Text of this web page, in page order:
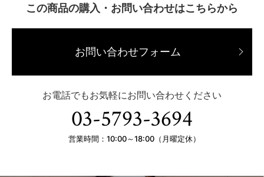
この商品の購入・お問い合わせはこちらから
お問い合わせフォーム
お電話でもお気軽にお問い合わせください
03-5793-3694
営業時間：10:00～18:00（月曜定休）